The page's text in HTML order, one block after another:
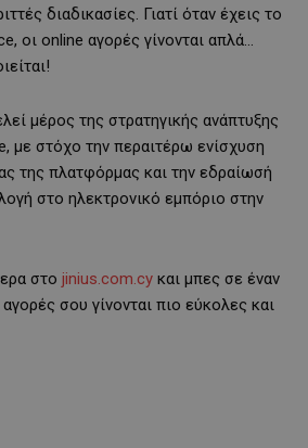
διαδικασίες. Γιατί όταν έχεις το
οι online αγορές γίνονται απλά…
μέρος της στρατηγικής ανάπτυξης
με στόχο την περαιτέρω ενίσχυση
της πλατφόρμας και την εδραίωσή
στο ηλεκτρονικό εμπόριο στην
στο jinius.com.cy και μπες σε έναν
σου γίνονται πιο εύκολες και